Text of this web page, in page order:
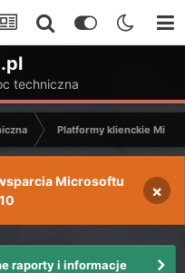
techniczna
Platformy klienckie
Microsoftu
×
raporty i informacje